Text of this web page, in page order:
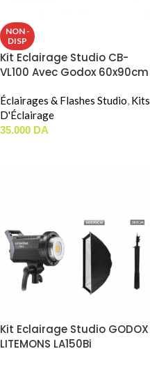
NON -
DISP
Kit Eclairage Studio CB-
VL100 Avec Godox 60x90cm
Éclairages & Flashes Studio, Kits
D'Éclairage
35.000 DA
Kit Eclairage Studio GODOX
LITEMONS LA150Bi